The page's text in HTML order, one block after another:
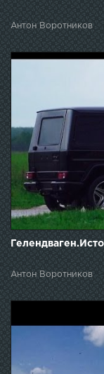
Антон Воротников
Антон Воротников